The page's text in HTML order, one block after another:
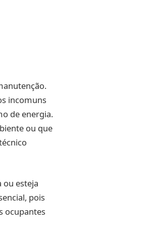
incomuns
de energia.
ou que
ou esteja
pois
ocupantes